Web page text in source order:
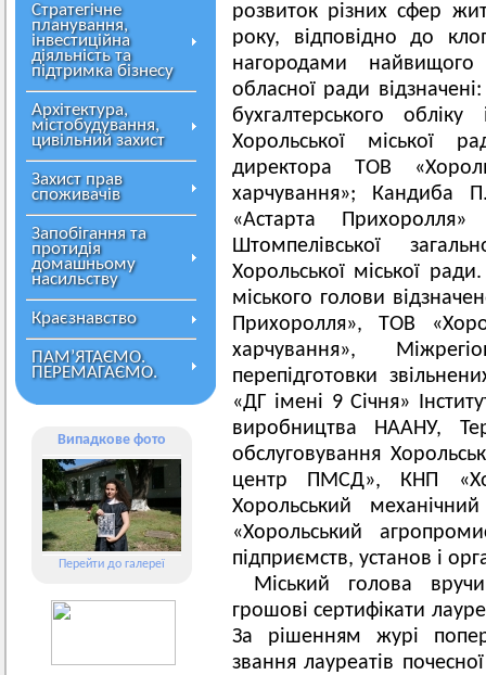
Стратегічне
планування,
інвестиційна
діяльність та
підтримка бізнесу
Архітектура,
містобудування,
цивільний захист
Захист прав
споживачів
Запобігання та
протидія
домашньому
насильству
Краєзнавство
ПАМ’ЯТАЄМО.
ПЕРЕМАГАЄМО.
Випадкове фото
Перейти до галереї
розвиток різних сфер
року, відповідно до
нагородами
обласної ради
бухгалтерського
Хорольської міської
директора ТОВ
харчування»; Кандиба
«Астарта
Штомпелівської
Хорольської міської
міського голови
Прихоролля», ТОВ
харчування»,
перепідготовки
«ДГ імені 9 Січня»
виробництва НААНУ,
обслуговування
центр ПМСД», КНП
Хорольський
«Хорольський
підприємств, установ і
Міський голова
грошові сертифікати
За рішенням журі
звання лауреатів